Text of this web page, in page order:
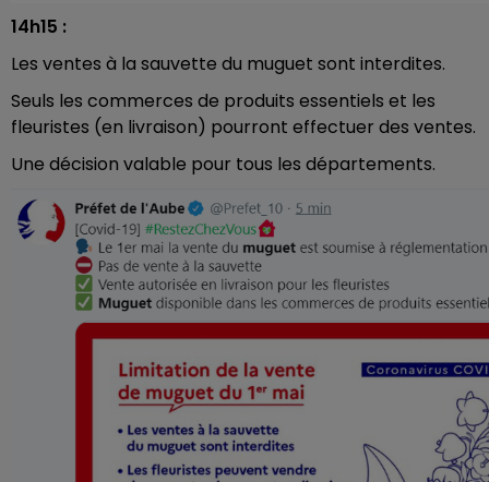
14h15 :
Les ventes à la sauvette du muguet sont interdites.
Seuls les commerces de produits essentiels et les
fleuristes (en livraison) pourront effectuer des ventes.
Une décision valable pour tous les départements.